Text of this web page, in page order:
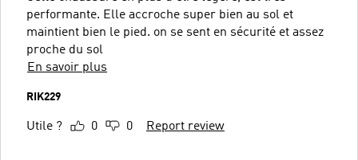
performante. Elle accroche super bien au sol et
maintient bien le pied. on se sent en sécurité et assez
proche du sol
En savoir plus
RIK229
Utile ? 0 0 Report review